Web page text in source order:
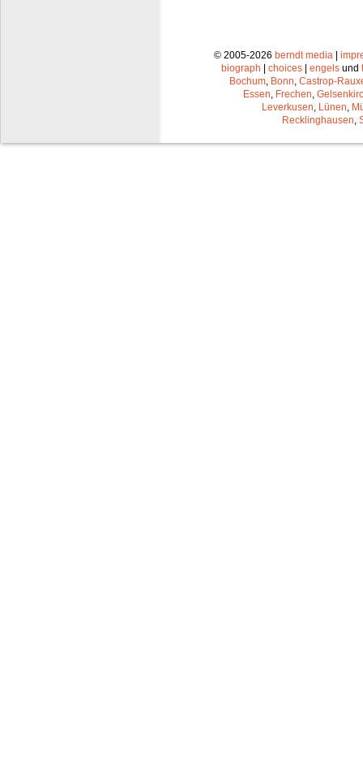
© 2005-2026 berndt media |
biograph | choices | engels und
Bochum Bonn Castrop-
Essen Frechen
Leverkusen Lünen
Recklinghausen